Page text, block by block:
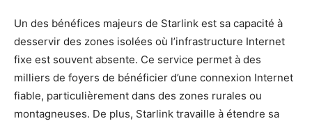
Un des bénéfices majeurs de Starlink est sa capacité à
desservir des zones isolées où l’infrastructure Internet
fixe est souvent absente. Ce service permet à des
milliers de foyers de bénéficier d’une connexion Internet
fiable, particulièrement dans des zones rurales ou
montagneuses. De plus, Starlink travaille à étendre sa